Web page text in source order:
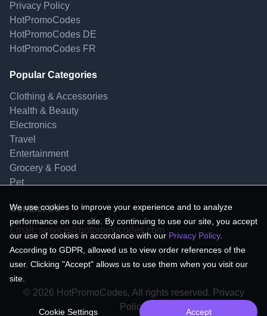
Privacy Policy
HotPromoCodes
HotPromoCodes DE
HotPromoCodes FR
Popular Categories
Clothing & Accessories
Health & Beauty
Electronics
Travel
Entertainment
Grocery & Food
Pet
Contact Us
Email: service@hotpromocodes.com
© 2026 HotPromoCodes, All rights reserved. Privacy
Policy.
We use cookies to improve your experience and to analyze
performance on our site. By continuing to use our site, you accept
our use of cookies in accordance with our Privacy Policy.
According to GDPR, allowed us to view order references of the
user. Clicking "Accept" allows us to use them when you visit our
site.
Cookie Settings Accept